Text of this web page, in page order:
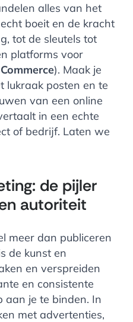
alles van het
boeit en de kracht
tot de sleutels tot
platforms voor
). Maak je
lukraak posten en te
van een online
in een echte
of bedrijf. Laten we
de pijler
autoriteit
meer dan publiceren
de kunst en
en verspreiden
en consistente
aan je te binden. In
met advertenties,